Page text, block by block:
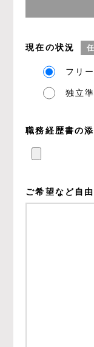
現在の状況
フリ
独立
職務経歴書の
ご希望など自